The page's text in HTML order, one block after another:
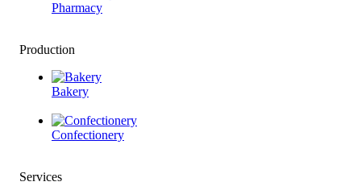
Pharmacy
Production
Bakery
Confectionery
Services